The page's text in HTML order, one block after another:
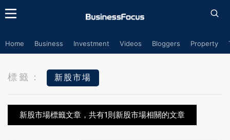
Home Business Investment Videos Bloggers Property
標籤： 新股市場
新股市場標籤文章，共有1則新股市場相關的文章